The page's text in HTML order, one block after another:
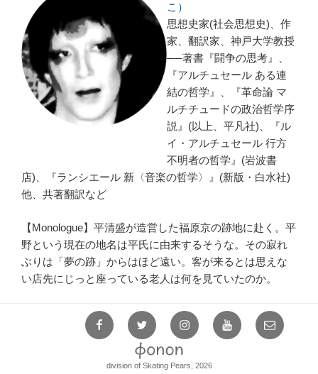
こ）
思想史家(社会思想史)、作
家、翻訳家、神戸大学教授
──著書『闘争の思考』、
『アルチュセール ある連
結の哲学』、『革命論 マ
ルチチュードの政治哲学序
説』(以上、平凡社)、『ル
イ・アルチュセール 行方
不明者の哲学』(岩波書
店)、『ランシエール 新〈音楽の哲学〉』(新版・白水社)
他、共著翻訳など
【Monologue】平清盛が造営した福原京の跡地に赴く。平
野という現在の地名は平氏に由来するそうな。その寂れ
ぶりは「夢の跡」からはほど遠い。客が来るとは思えな
い店先にじっと座っている老人は何を見ていたのか。
FacebookTwitter InstagramYouTubeMail
division of Skating Pears, 2026